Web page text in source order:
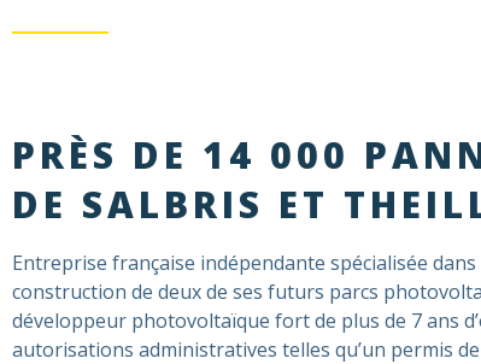
PRÈS DE 14 000
DE SALBRIS ET
Entreprise française indépendante spécialisée
construction de deux de ses futurs parcs
développeur photovoltaïque fort de plus de 7 ans
autorisations administratives telles qu’un permis